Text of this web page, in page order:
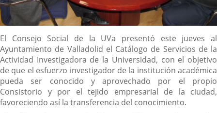
Descripción
El Consejo Social de la UVa presentó este jueves al
Ayuntamiento de Valladolid el Catálogo de Servicios de la
Actividad Investigadora de la Universidad, con el objetivo
de que el esfuerzo investigador de la institución académica
pueda ser conocido y aprovechado por el propio
Consistorio y por el tejido empresarial de la ciudad,
favoreciendo así la transferencia del conocimiento.